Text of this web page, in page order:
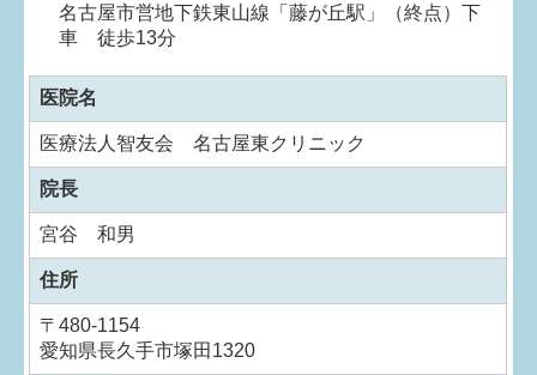
名古屋市営地下鉄東山線「藤が丘駅」（終点）下
車 徒歩13分
医院名
医療法人智友会 名古屋東クリニック
院長
宮谷 和男
住所
〒480-1154
愛知県長久手市塚田1320